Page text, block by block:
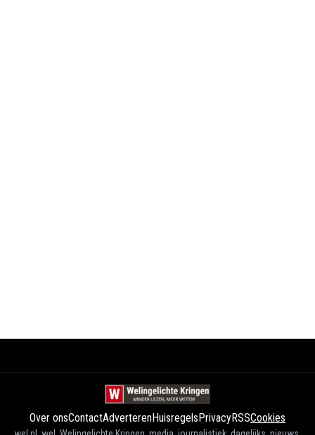
Over onsContactAdverterenHuisregelsPrivacyRSSCookies